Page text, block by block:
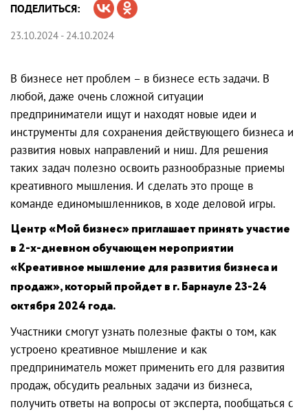
ПОДЕЛИТЬСЯ:
23.10.2024 - 24.10.2024
В бизнесе нет проблем – в бизнесе есть задачи. В
любой, даже очень сложной ситуации
предприниматели ищут и находят новые идеи и
инструменты для сохранения действующего бизнеса и
развития новых направлений и ниш. Для решения
таких задач полезно освоить разнообразные приемы
креативного мышления. И сделать это проще в
команде единомышленников, в ходе деловой игры.
Центр «Мой бизнес» приглашает принять участие
в 2-х-дневном обучающем мероприятии
«Креативное мышление для развития бизнеса и
продаж», который пройдет в г. Барнауле 23-24
октября 2024 года.
Участники смогут узнать полезные факты о том, как
устроено креативное мышление и как
предприниматель может применить его для развития
продаж, обсудить реальных задачи из бизнеса,
получить ответы на вопросы от эксперта, пообщаться с